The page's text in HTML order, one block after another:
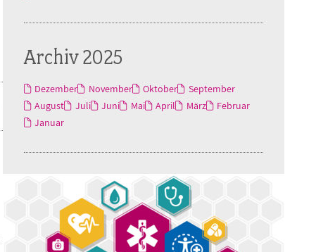
Archiv 2025
Dezember November Oktober
September
August
Juli Juni Mai April März
Februar
Januar